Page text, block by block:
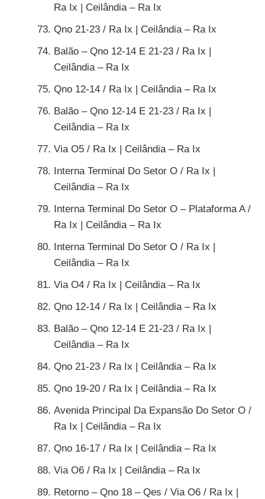
Ra Ix | Ceilândia – Ra Ix
Qno 21-23 / Ra Ix | Ceilândia – Ra Ix
Balão – Qno 12-14 E 21-23 / Ra Ix |
Ceilândia – Ra Ix
Qno 12-14 / Ra Ix | Ceilândia – Ra Ix
Balão – Qno 12-14 E 21-23 / Ra Ix |
Ceilândia – Ra Ix
Via O5 / Ra Ix | Ceilândia – Ra Ix
Interna Terminal Do Setor O / Ra Ix |
Ceilândia – Ra Ix
Interna Terminal Do Setor O – Plataforma A /
Ra Ix | Ceilândia – Ra Ix
Interna Terminal Do Setor O / Ra Ix |
Ceilândia – Ra Ix
Via O4 / Ra Ix | Ceilândia – Ra Ix
Qno 12-14 / Ra Ix | Ceilândia – Ra Ix
Balão – Qno 12-14 E 21-23 / Ra Ix |
Ceilândia – Ra Ix
Qno 21-23 / Ra Ix | Ceilândia – Ra Ix
Qno 19-20 / Ra Ix | Ceilândia – Ra Ix
Avenida Principal Da Expansão Do Setor O /
Ra Ix | Ceilândia – Ra Ix
Qno 16-17 / Ra Ix | Ceilândia – Ra Ix
Via O6 / Ra Ix | Ceilândia – Ra Ix
Retorno – Qno 18 – Qes / Via O6 / Ra Ix |